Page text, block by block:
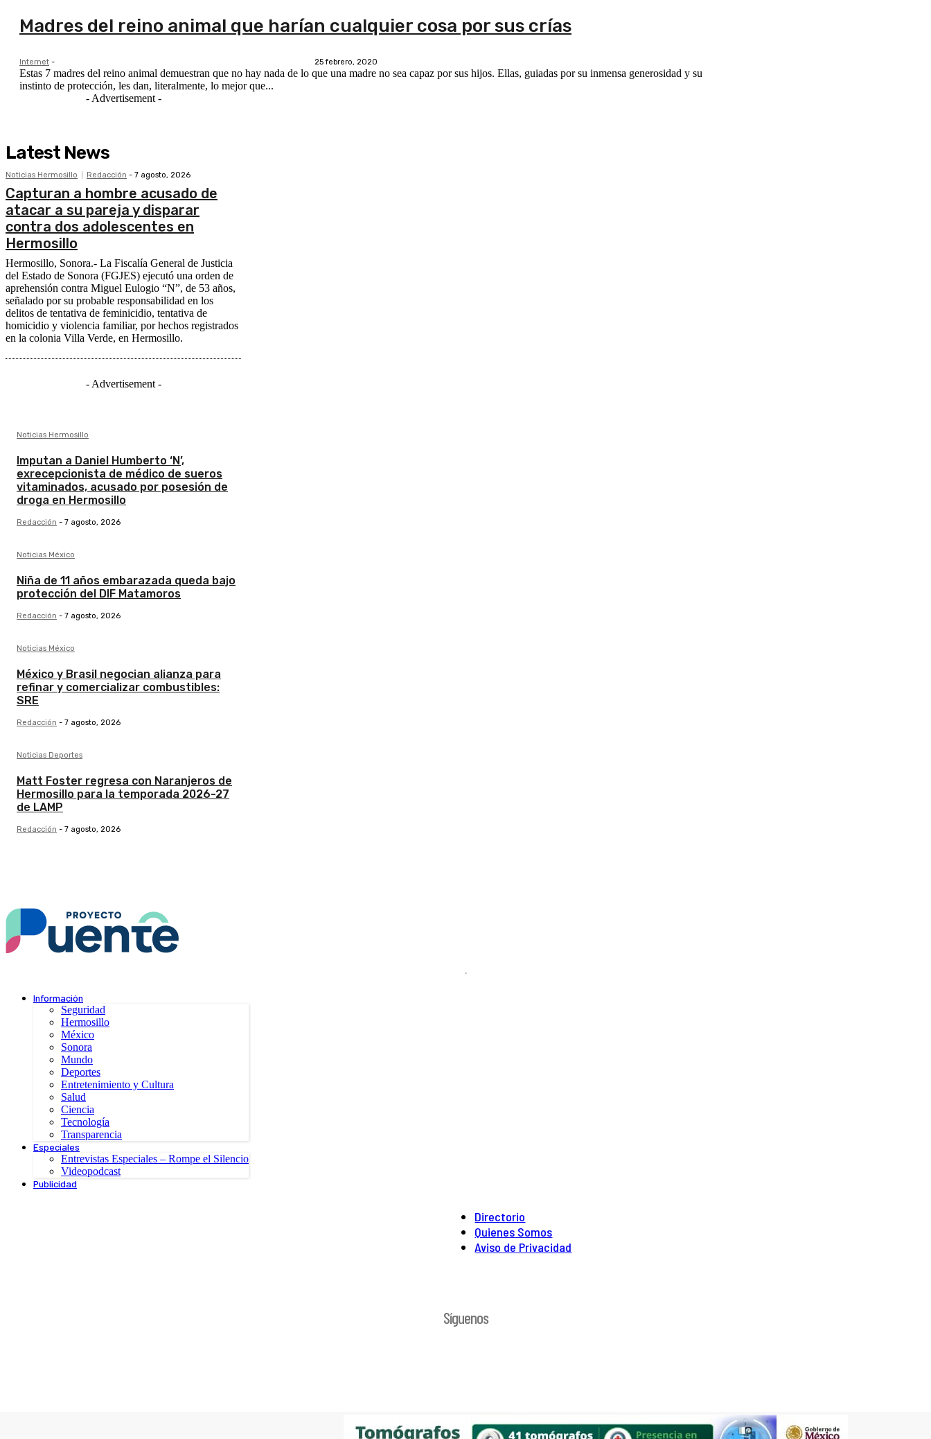
Madres del reino animal que harían cualquier cosa por sus crías
Internet - 25 febrero, 2020
Estas 7 madres del reino animal demuestran que no hay nada de lo que una madre no sea capaz por sus hijos. Ellas, guiadas por su inmensa generosidad y su
instinto de protección, les dan, literalmente, lo mejor que...
- Advertisement -
Latest News
Noticias Hermosillo Redacción - 7 agosto, 2026
Capturan a hombre acusado de
atacar a su pareja y disparar
contra dos adolescentes en
Hermosillo
Hermosillo, Sonora.- La Fiscalía General de Justicia
del Estado de Sonora (FGJES) ejecutó una orden de
aprehensión contra Miguel Eulogio “N”, de 53 años,
señalado por su probable responsabilidad en los
delitos de tentativa de feminicidio, tentativa de
homicidio y violencia familiar, por hechos registrados
en la colonia Villa Verde, en Hermosillo.
- Advertisement -
Noticias Hermosillo
Imputan a Daniel Humberto ‘N’,
exrecepcionista de médico de sueros
vitaminados, acusado por posesión de
droga en Hermosillo
Redacción - 7 agosto, 2026
Noticias México
Niña de 11 años embarazada queda bajo
protección del DIF Matamoros
Redacción - 7 agosto, 2026
Noticias México
México y Brasil negocian alianza para
refinar y comercializar combustibles:
SRE
Redacción - 7 agosto, 2026
Noticias Deportes
Matt Foster regresa con Naranjeros de
Hermosillo para la temporada 2026-27
de LAMP
Redacción - 7 agosto, 2026
.
Información
Seguridad
Hermosillo
México
Sonora
Mundo
Deportes
Entretenimiento y Cultura
Salud
Ciencia
Tecnología
Transparencia
Especiales
Entrevistas Especiales – Rompe el Silencio
Videopodcast
Publicidad
Directorio
Quienes Somos
Aviso de Privacidad
Síguenos